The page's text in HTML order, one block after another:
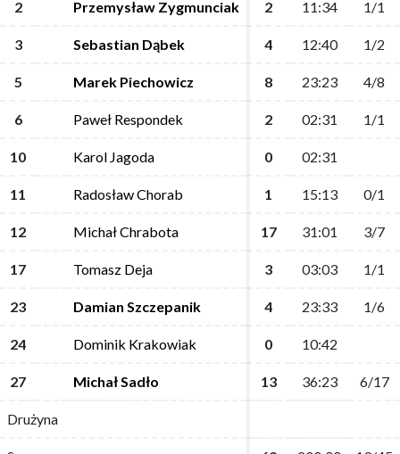
2 Przemysław Zygmunciak 2 11:34 1/1
3 Sebastian Dąbek 4 12:40 1/2
5 Marek Piechowicz 8 23:23 4/8
6 Paweł Respondek 2 02:31 1/1
10 Karol Jagoda 0 02:31
11 Radosław Chorab 1 15:13 0/1
12 Michał Chrabota 17 31:01 3/7
17 Tomasz Deja 3 03:03 1/1
23 Damian Szczepanik 4 23:33 1/6
24 Dominik Krakowiak 0 10:42
27 Michał Sadło 13 36:23 6/17
Drużyna
2 Przemysław Zygmunciak 2 11:34 1/1
3 Sebastian Dąbek 4 12:40 1/2
5 Marek Piechowicz 8 23:23 4/8
6 Paweł Respondek 2 02:31 1/1
10 Karol Jagoda 0 02:31
11 Radosław Chorab 1 15:13 0/1
12 Michał Chrabota 17 31:01 3/7
17 Tomasz Deja 3 03:03 1/1
23 Damian Szczepanik 4 23:33 1/6
24 Dominik Krakowiak 0 10:42
27 Michał Sadło 13 36:23 6/17
Drużyna